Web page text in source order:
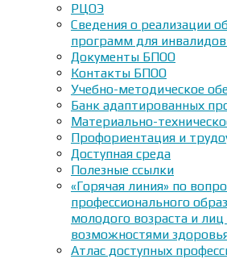
РЦОЭ
Сведения о реализации
программ для
Документы БПОО
Контакты БПОО
Учебно-методическое
Банк адаптированных
Материально-
Профориентация и
Доступная среда
Полезные ссылки
«Горячая линия» по
профессионального
молодого возраста и
возможностями
Атлас доступных